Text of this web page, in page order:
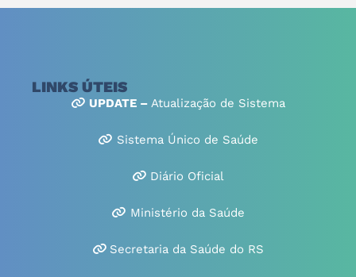
LINKS ÚTEIS
UPDATE – Atualização de Sistema
Sistema Único de Saúde
Diário Oficial
Ministério da Saúde
Secretaria da Saúde do RS